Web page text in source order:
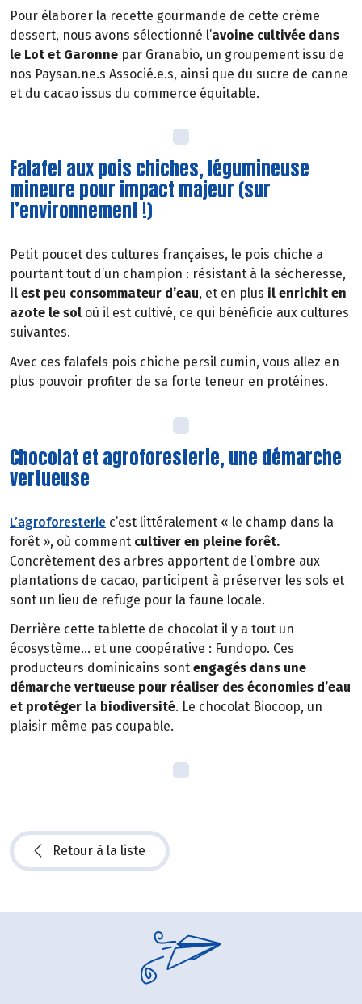
Pour élaborer la recette gourmande de cette crème
dessert, nous avons sélectionné l’avoine cultivée dans
le Lot et Garonne par Granabio, un groupement issu de
nos Paysan.ne.s Associé.e.s, ainsi que du sucre de canne
et du cacao issus du commerce équitable.
Falafel aux pois chiches, légumineuse
mineure pour impact majeur (sur
l’environnement !)
Petit poucet des cultures françaises, le pois chiche a
pourtant tout d’un champion : résistant à la sécheresse,
il est peu consommateur d’eau, et en plus il enrichit en
azote le sol où il est cultivé, ce qui bénéficie aux cultures
suivantes.
Avec ces falafels pois chiche persil cumin, vous allez en
plus pouvoir profiter de sa forte teneur en protéines.
Chocolat et agroforesterie, une démarche
vertueuse
L’agroforesterie c’est littéralement « le champ dans la
forêt », où comment cultiver en pleine forêt.
Concrètement des arbres apportent de l’ombre aux
plantations de cacao, participent à préserver les sols et
sont un lieu de refuge pour la faune locale.
Derrière cette tablette de chocolat il y a tout un
écosystème… et une coopérative : Fundopo. Ces
producteurs dominicains sont engagés dans une
démarche vertueuse pour réaliser des économies d’eau
et protéger la biodiversité. Le chocolat Biocoop, un
plaisir même pas coupable.
Retour à la liste